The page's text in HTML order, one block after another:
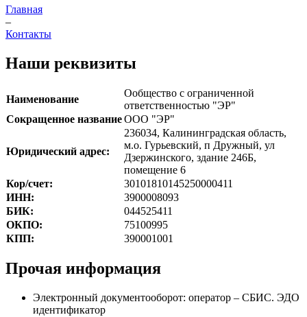
Главная
–
Контакты
Наши реквизиты
Наименование
Ообщество с ограниченной
ответственностью "ЭР"
Сокращенное названиеООО "ЭР"
Юридический адрес:
236034, Калининградская область,
м.о. Гурьевский, п Дружный, ул
Дзержинского, здание 246Б,
помещение 6
Кор/счет:
30101810145250000411
ИНН:
3900008093
БИК:
044525411
ОКПО:
75100995
КПП:
390001001
Прочая информация
Электронный документооборот: оператор – СБИС. ЭДО
идентификатор